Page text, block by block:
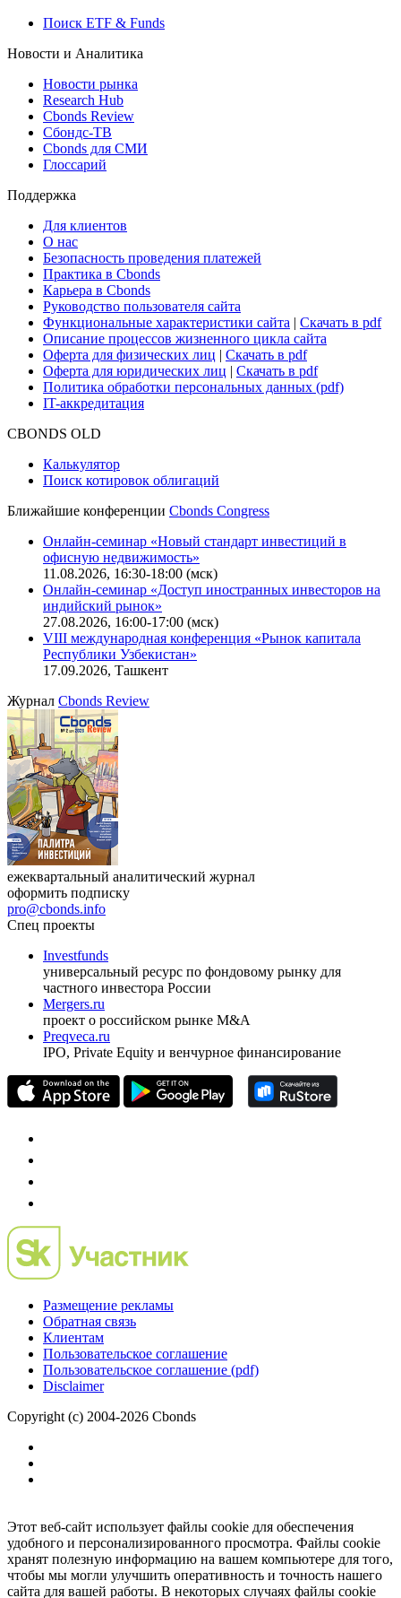
Виджет: Карта процентных ставок
ETF & Funds
Поиск ETF & Funds
Новости и Аналитика
Новости рынка
Research Hub
Cbonds Review
Сбондс-ТВ
Глоссарий
Поддержка
Для клиентов
О нас
Безопасность проведения платежей
Практика в Cbonds
Карьера в Cbonds
Руководство пользователя сайта
Функциональные характеристики сайта|Скачать в pdf
Описание процессов жизненного цикла сайта
Оферта для физических лиц
Оферта для юридических лиц
IT-аккредитация
Поиск котировок облигаций
Ближайшие конференцииCbonds Congress
Онлайн-семинар «Новый стандарт инвестиций в
офисную недвижимость»
11.08.2026, 16:30-18:00 (мск)
Онлайн-семинар «Доступ иностранных инвесторов на
индийский рынок»
VIII международная конференция «Рынок капитала
Республики Узбекистан»
17.09.2026, Ташкент
ЖурналCbonds Review
ежеквартальный аналитический журнал
оформить подписку
pro@cbonds.info
Спец проекты
Investfunds
универсальный ресурс по фондовому рынку для
частного инвестора России
проект о российском рынке M&A
Preqveca.ru
Размещение рекламы
Обратная связь
Пользовательское соглашение
Copyright (c) 2004-2026 Cbonds
Этот веб-сайт использует файлы cookie для обеспечения